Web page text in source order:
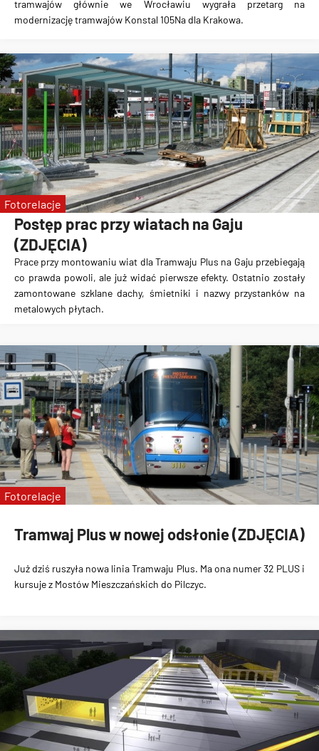
tramwajów głównie we Wrocławiu wygrała przetarg na
modernizację tramwajów Konstal 105Na dla Krakowa.
Postęp prac przy wiatach na Gaju
(ZDJĘCIA)
Prace przy montowaniu wiat dla Tramwaju Plus na Gaju przebiegają
co prawda powoli, ale już widać pierwsze efekty. Ostatnio zostały
zamontowane szklane dachy, śmietniki i nazwy przystanków na
metalowych płytach.
Fotorelacje
Tramwaj Plus w nowej odsłonie (ZDJĘCIA)
Już dziś ruszyła nowa liniaTramwaju Plus. Ma ona numer32 PLUS i
kursuje z Mostów Mieszczańskich do Pilczyc.
Fotorelacje